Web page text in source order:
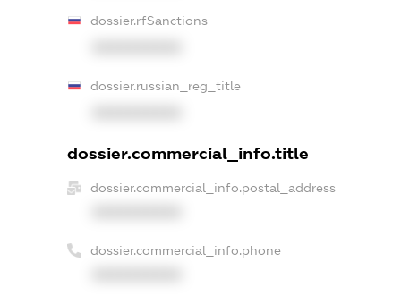
dossier.rfSanctions
dossier.russian_reg_title
dossier.commercial_info.title
dossier.commercial_info.postal_address
dossier.commercial_info.phone